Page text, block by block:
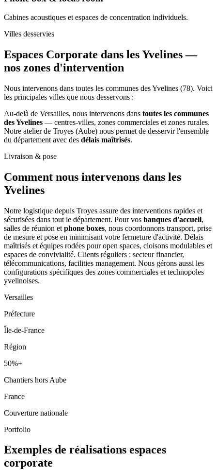
Cabines acoustiques et espaces de concentration individuels.
Villes desservies
Espaces Corporate dans les Yvelines —
nos zones d'intervention
Nous intervenons dans toutes les communes des Yvelines (78). Voici
les principales villes que nous desservons :
Au-delà de Versailles, nous intervenons dans toutes les communes
des Yvelines — centres-villes, zones commerciales et zones rurales.
Notre atelier de Troyes (Aube) nous permet de desservir l'ensemble
du département avec des délais maîtrisés.
Livraison & pose
Comment nous intervenons dans les
Yvelines
Notre logistique depuis Troyes assure des interventions rapides et
sécurisées dans tout le département. Pour vos banques d'accueil,
salles de réunion et phone boxes, nous coordonnons transport, prise
de mesure et pose en minimisant votre fermeture d'activité. Délais
maîtrisés et équipes rodées pour open spaces, cloisons modulables et
espaces de convivialité. Clients réguliers : secteur financier,
télécommunications, facilities management. Nous gérons aussi les
configurations spécifiques des zones commerciales et technopoles
yvelinoises.
Versailles
Préfecture
Île-de-France
Région
50%+
Chantiers hors Aube
France
Couverture nationale
Portfolio
Exemples de réalisations espaces
corporate